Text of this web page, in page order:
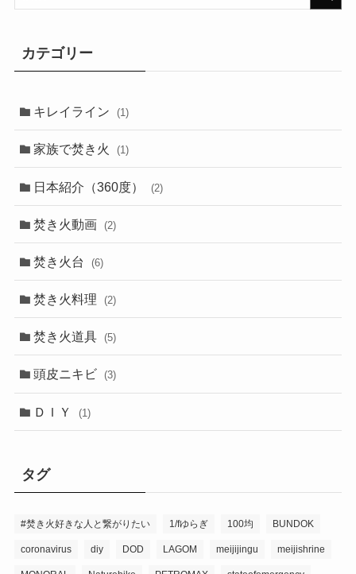
カテゴリー
キレイライン (1)
家族で焚き火 (1)
日本紹介（360度） (2)
焚き火動画 (2)
焚き火台 (6)
焚き火料理 (2)
焚き火道具 (5)
頭皮ニキビ (3)
ＤＩＹ (1)
タグ
#焚き火好きな人と繋がりたい 1/fゆらぎ 100均 BUNDOK
coronavirus diy DOD LAGOM meijijingu meijishrine